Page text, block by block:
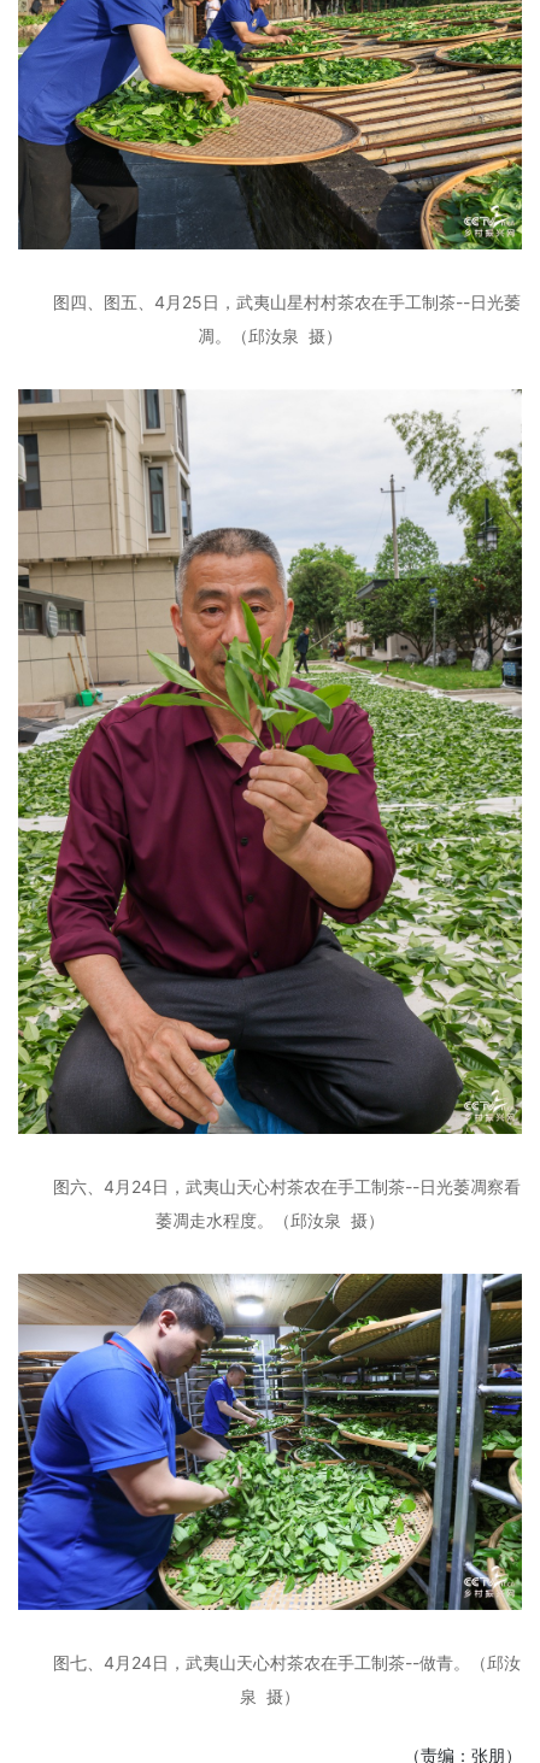
图四、图五、4月25日，武夷山星村村茶农在手工制茶--日光萎
凋。
（邱汝泉 摄）
图六、4月24日，武夷山天心村茶农在手工制茶--日光萎凋察看
萎凋走水程度。
（邱汝泉 摄）
图七、4月24日，武夷山天心村茶农在手工制茶--做青。
（邱汝
泉 摄）
（责编：张朋）